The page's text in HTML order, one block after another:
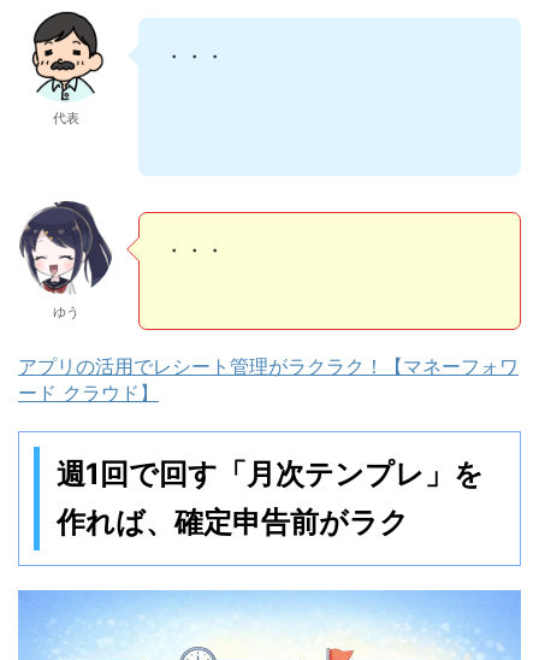
代表
・・・
ゆう
・・・
アプリの活用でレシート管理がラクラク！【マネーフォワ
ード クラウド】
週1回で回す「月次テンプレ」を
作れば、確定申告前がラク